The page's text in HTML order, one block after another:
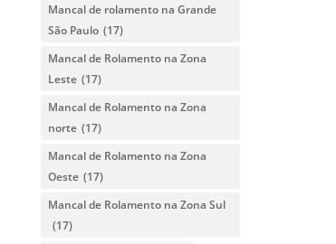
Mancal de rolamento na Grande
São Paulo (17)
Mancal de Rolamento na Zona
Leste (17)
Mancal de Rolamento na Zona
norte (17)
Mancal de Rolamento na Zona
Oeste (17)
Mancal de Rolamento na Zona Sul
(17)